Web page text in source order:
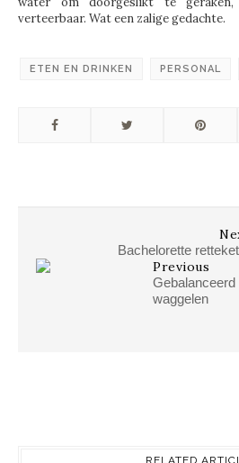
verteerbaar. Wat een zalige gedachte.
ETEN EN DRINKEN PERSONAL
Bachelorette
Previous
Gebalanceerd
waggelen